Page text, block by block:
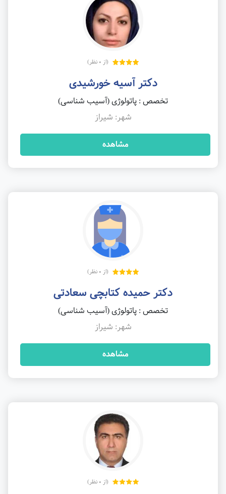
(از 0 نظر)
دکتر آسیه خورشیدی
تخصص : پاتولوژی (آسیب شناسی)
شهر: شیراز
مشاهده
(از 0 نظر)
دکتر حمیده کتابچی سعادتی
تخصص : پاتولوژی (آسیب شناسی)
شهر: شیراز
مشاهده
(از 0 نظر)